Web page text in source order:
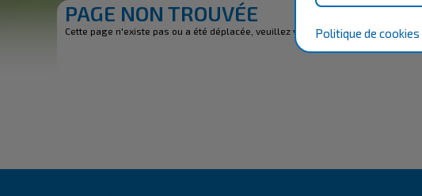
Politique de cookies
PAGE NON TROUVÉE
Cette page n'existe pas ou a été déplacée, veuillez vérifier l'adresse.